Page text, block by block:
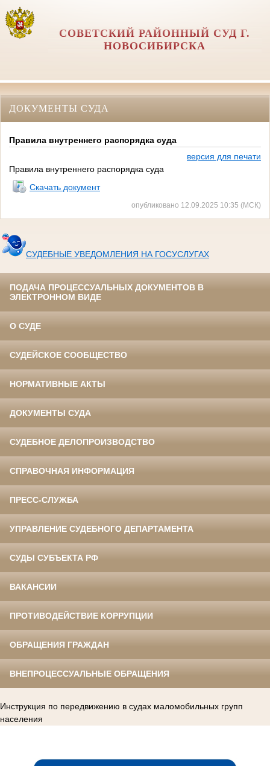
СОВЕТСКИЙ РАЙОННЫЙ СУД Г.
НОВОСИБИРСКА
ДОКУМЕНТЫ СУДА
Правила внутреннего распорядка суда
версия для печати
Правила внутреннего распорядка суда
Скачать документ
опубликовано 12.09.2025 10:35 (МСК)
СУДЕБНЫЕ УВЕДОМЛЕНИЯ НА ГОСУСЛУГАХ
ПОДАЧА ПРОЦЕССУАЛЬНЫХ ДОКУМЕНТОВ В
ЭЛЕКТРОННОМ ВИДЕ
О СУДЕ
СУДЕЙСКОЕ СООБЩЕСТВО
НОРМАТИВНЫЕ АКТЫ
ДОКУМЕНТЫ СУДА
СУДЕБНОЕ ДЕЛОПРОИЗВОДСТВО
СПРАВОЧНАЯ ИНФОРМАЦИЯ
ПРЕСС-СЛУЖБА
УПРАВЛЕНИЕ СУДЕБНОГО ДЕПАРТАМЕНТА
СУДЫ СУБЪЕКТА РФ
ВАКАНСИИ
ПРОТИВОДЕЙСТВИЕ КОРРУПЦИИ
ОБРАЩЕНИЯ ГРАЖДАН
ВНЕПРОЦЕССУАЛЬНЫЕ ОБРАЩЕНИЯ
Инструкция по передвижению в судах маломобильных групп
населения